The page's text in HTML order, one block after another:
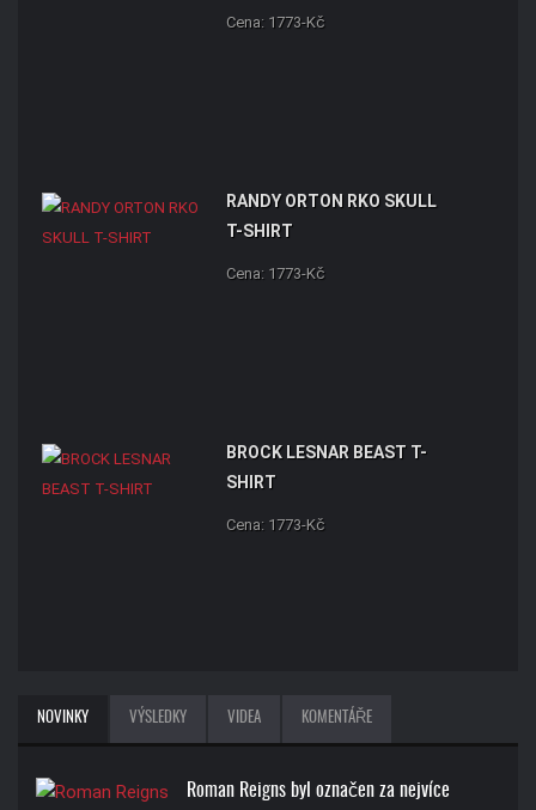
Cena: 1773-Kč
RANDY ORTON RKO SKULL
T-SHIRT
Cena: 1773-Kč
BROCK LESNAR BEAST T-
SHIRT
Cena: 1773-Kč
NOVINKY VÝSLEDKY VIDEA KOMENTÁŘE
Roman Reigns byl označen za nejvíce